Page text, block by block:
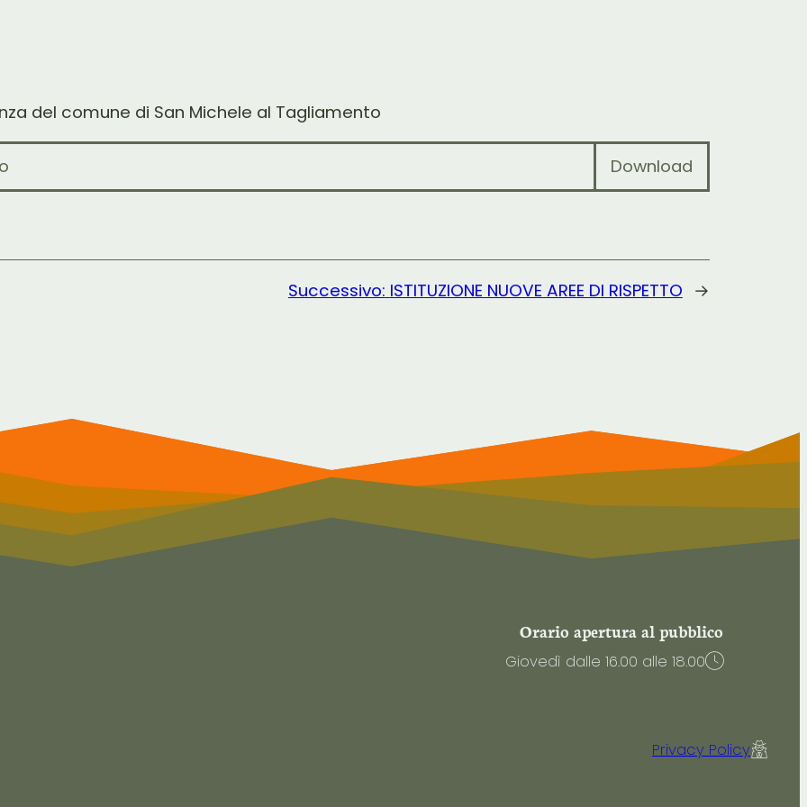
del comune di San Michele al Tagliamento
Download
Successivo: ISTITUZIONE NUOVE AREE DI RISPETTO →
Orario apertura al pubblico
Giovedì dalle 16.00 alle 18.00
Privacy Policy